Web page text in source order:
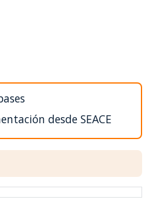
desde SEACE